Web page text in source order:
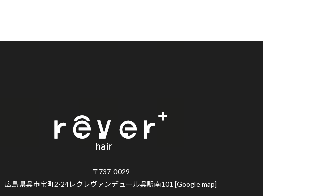
〒737-0029
広島県呉市宝町2-24レクレヴァンデュール呉駅南101 [Google map]